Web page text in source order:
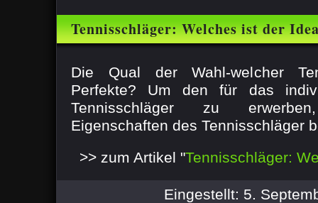
Tennisschläger: Welches ist der
Die Qual der Wahl-welcher
Perfekte? Um den für das
Tennisschläger zu
Eigenschaften des Tennisschläger
>> zum Artikel "Tennisschläger:
Eingestellt: 5.